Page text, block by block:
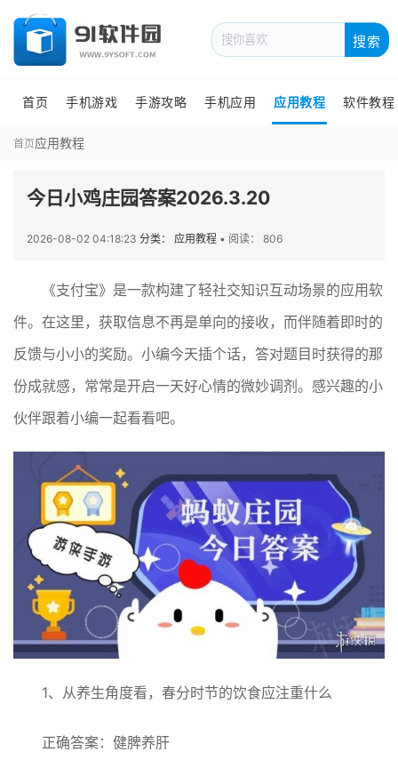
搜索
首页 手机游戏 手游攻略 手机应用 应用教程 软件教程
首页应用教程
今日小鸡庄园答案2026.3.20
2026-08-02 04:18:23 分类： 应用教程 • 阅读： 806
《支付宝》是一款构建了轻社交知识互动场景的应用软
件。在这里，获取信息不再是单向的接收，而伴随着即时的
反馈与小小的奖励。小编今天插个话，答对题目时获得的那
份成就感，常常是开启一天好心情的微妙调剂。感兴趣的小
伙伴跟着小编一起看看吧。
1、从养生角度看，春分时节的饮食应注重什么
正确答案：健脾养肝